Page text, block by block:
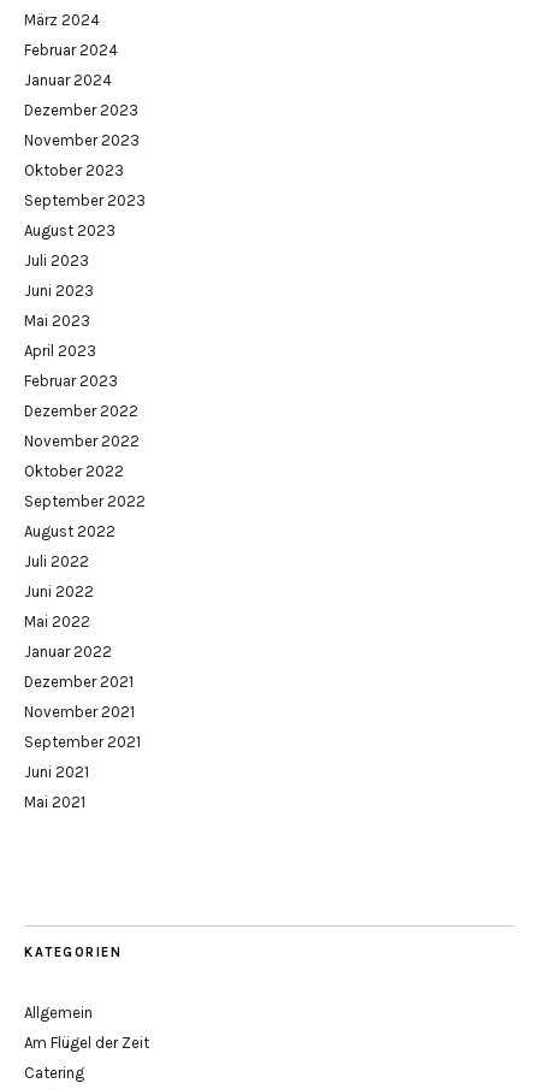
März 2024
Februar 2024
Januar 2024
Dezember 2023
November 2023
Oktober 2023
September 2023
August 2023
Juli 2023
Juni 2023
Mai 2023
April 2023
Februar 2023
Dezember 2022
November 2022
Oktober 2022
September 2022
August 2022
Juli 2022
Juni 2022
Mai 2022
Januar 2022
Dezember 2021
November 2021
September 2021
Juni 2021
Mai 2021
KATEGORIEN
Allgemein
Am Flügel der Zeit
Catering